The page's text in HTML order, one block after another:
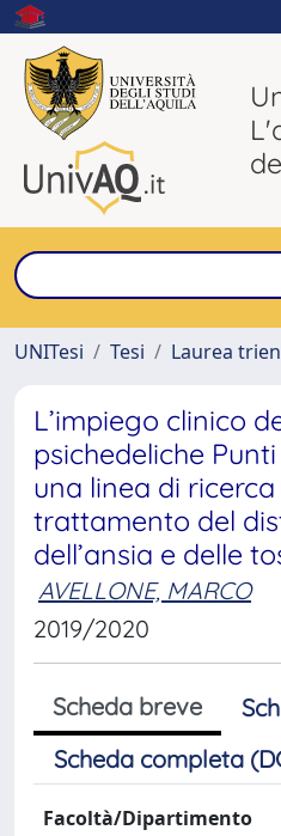
UNITesi
Tesi Laurea
L’impiego clinico
psichedeliche
una linea di
trattamento del
dell’ansia e delle
AVELLONE, MARCO
2019/2020
Scheda breve
Scheda completa
Facoltà/Dipartimento